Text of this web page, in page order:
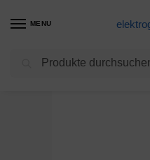
MENU
Gefriertruhe Produkte /